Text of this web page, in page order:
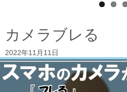
カメラブレる
2022年11月11日